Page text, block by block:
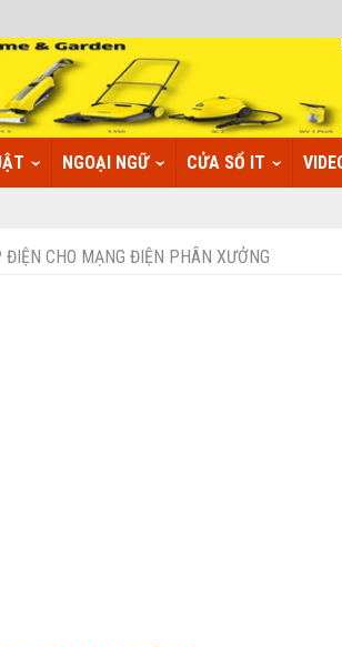
NGOẠI NGỮ CỬA SỔ IT
CHO MẠNG ĐIỆN PHÂN XƯỞNG